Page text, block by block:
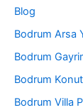
Blog
Bodrum Arsa
Bodrum
Bodrum
Bodrum Villa